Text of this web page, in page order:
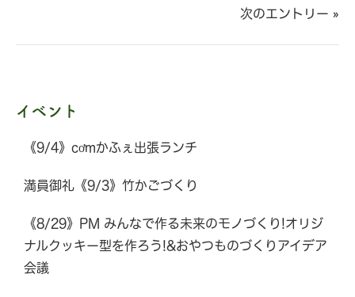
次のエントリー »
イベント
《9/4》cơmかふぇ出張ランチ
満員御礼《9/3》竹かごづくり
《8/29》PM みんなで作る未来のモノづくり!オリジ
ナルクッキー型を作ろう!&おやつものづくりアイデア
会議